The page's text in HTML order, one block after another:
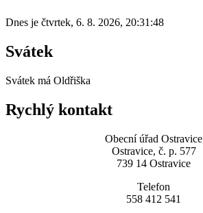
Dnes je čtvrtek, 6. 8. 2026, 20:31:48
Svátek
Svátek má Oldřiška
Rychlý kontakt
Obecní úřad Ostravice
Ostravice, č. p. 577
739 14 Ostravice
Telefon
558 412 541